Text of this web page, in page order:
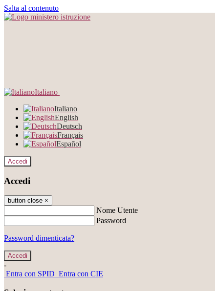
Salta al contenuto
Italiano
Italiano
English
Deutsch
Français
Español
Accedi
Accedi
button close ×
Nome Utente
Password
Password dimenticata?
-
Entra con SPID Entra con CIE